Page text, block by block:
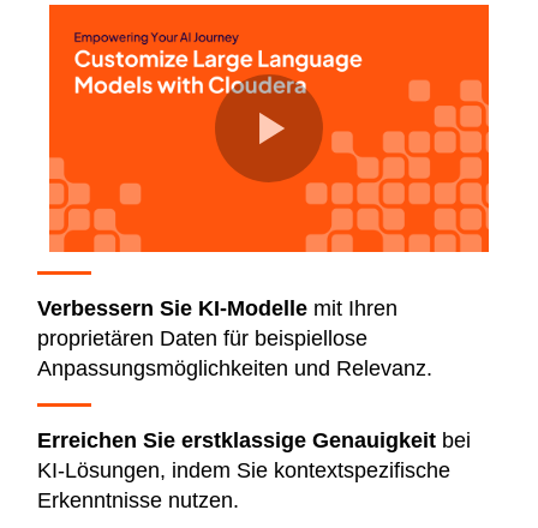
Verbessern Sie KI-Modelle mit Ihren
proprietären Daten für beispiellose
Anpassungsmöglichkeiten und Relevanz.
Erreichen Sie erstklassige Genauigkeit bei
KI-Lösungen, indem Sie kontextspezifische
Erkenntnisse nutzen.